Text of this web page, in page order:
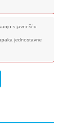
s javnošću
jednostavne